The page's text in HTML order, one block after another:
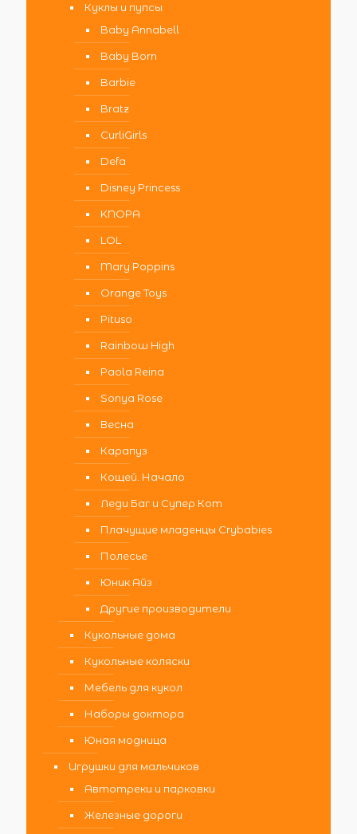
Куклы и пупсы
Baby Annabell
Baby Born
Barbie
Bratz
CurliGirls
Defa
Disney Princess
KNOPA
LOL
Mary Poppins
Orange Toys
Pituso
Rainbow High
Paola Reina
Sonya Rose
Весна
Карапуз
Кощей. Начало
Леди Баг и Супер Кот
Плачущие младенцы Crybabies
Полесье
Юник Айз
Другие производители
Кукольные дома
Кукольные коляски
Мебель для кукол
Наборы доктора
Юная модница
Игрушки для мальчиков
Автотреки и парковки
Железные дороги